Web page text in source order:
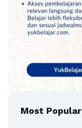
Most Popular